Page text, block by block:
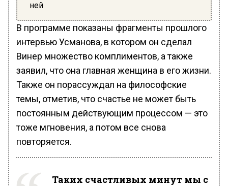
ней
В программе показаны фрагменты прошлого
интервью Усманова, в котором он сделал
Винер множество комплиментов, а также
заявил, что она главная женщина в его жизни.
Также он порассуждал на философские
темы, отметив, что счастье не может быть
постоянным действующим процессом — это
тоже мгновения, а потом все снова
повторяется.
Таких счастливых минут мы с